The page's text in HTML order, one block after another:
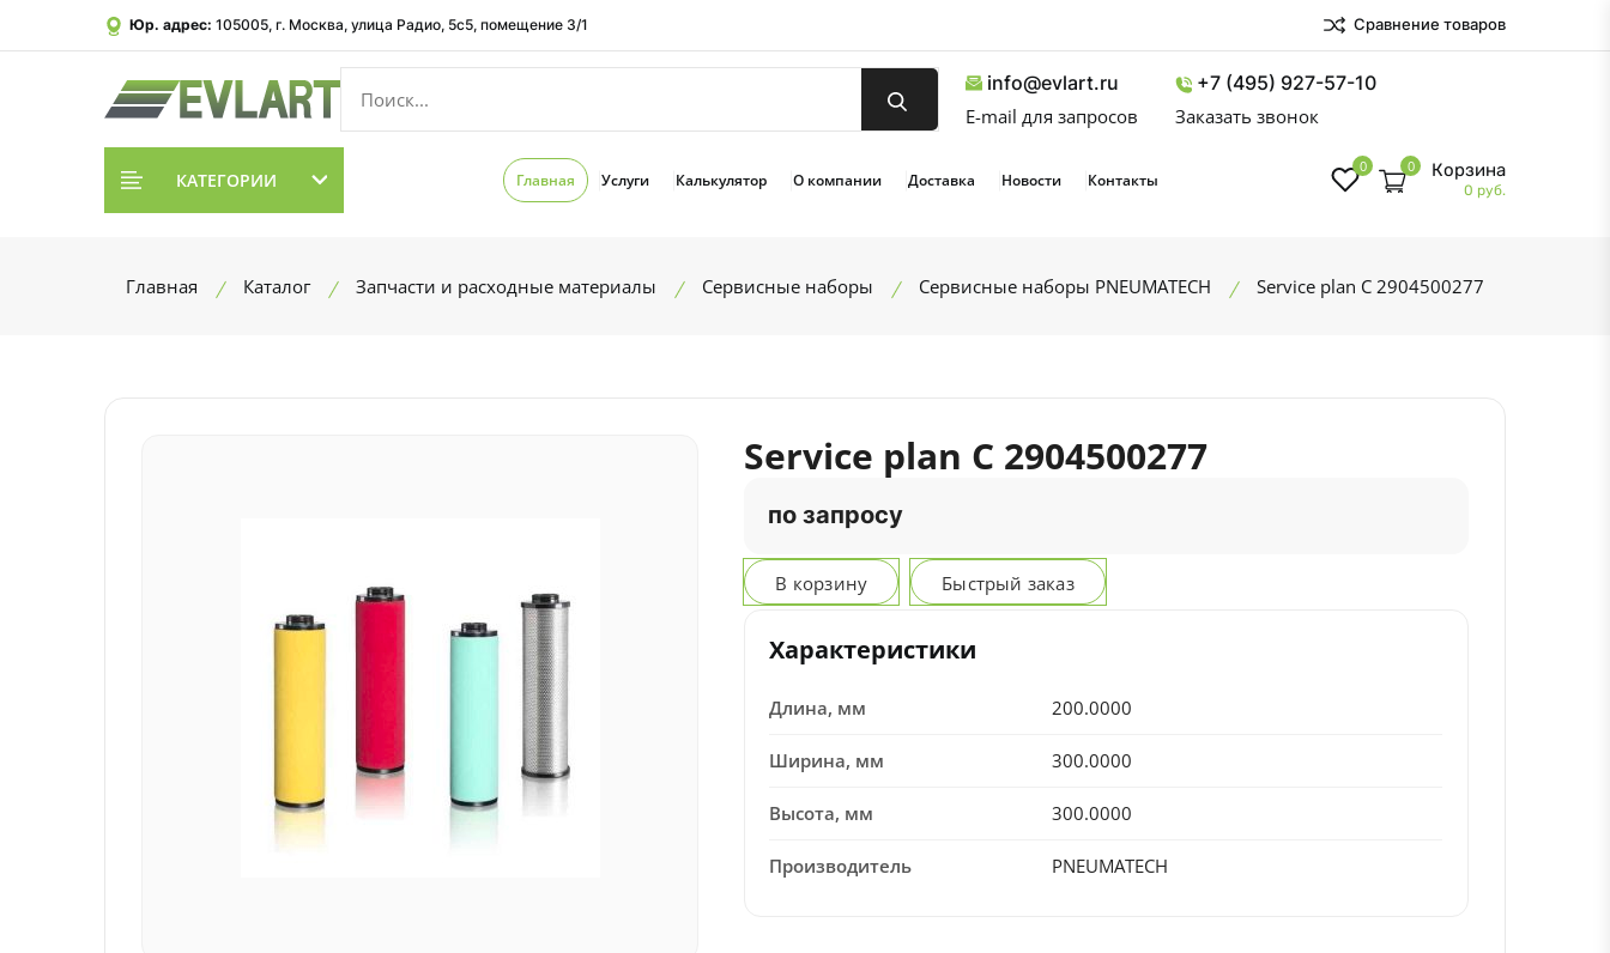
Юр. адрес: 105005, г. Москва, улица Радио, 5с5, помещение 3/1 Сравнение товаров
info@evlart.ru
E-mail для запросов
+7 (495) 927-57-10
Заказать звонок
КАТЕГОРИИ Главная Услуги Калькулятор О компании Доставка Новости Контакты
0 0 Корзина
0 руб.
Главная Каталог Запчасти и расходные материалы Сервисные наборы Сервисные наборы PNEUMATECH Service plan C 2904500277
Service plan C 2904500277
по запросу
В корзину Быстрый заказ
Характеристики
Длина, мм 200.0000
Ширина, мм 300.0000
Высота, мм 300.0000
Производитель PNEUMATECH